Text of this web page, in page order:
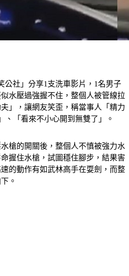
公社」分享1支洗車影片，1名男子
水壓過強握不住，整個人被管線拉
」，讓網友笑歪，稱當事人「精力
、「看來不小心開到無雙了」。
槍的開關後，整個人不慎被強力水
握住水槍，試圖穩住腳步，結果害
的動作有如武林高手在耍劍，而整
。